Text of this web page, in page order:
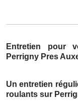
Entretien pour
Perrigny Pres
Un entretien
roulants sur